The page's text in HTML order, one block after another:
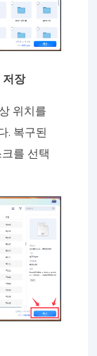
저장
위치를
. 복구된
를 선택